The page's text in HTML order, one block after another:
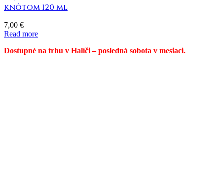
knôtom 120 ml
7,00 €
Read more
Dostupné na trhu v Halíči – posledná sobota v mesiaci.